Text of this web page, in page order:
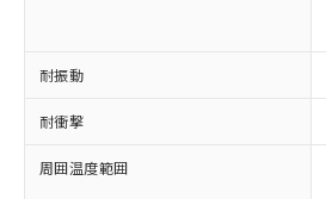
耐振動
耐衝撃
周囲温度範囲
正式な納期状況および
様のお取引先、または
ムロン制御機器販売店
オムロン制御機器販売
販売ネットワー
(PBDE) 1000ppm以下、フタル酸ビ
ル) (DEHP)(別名：DOP) 1000ppm以
ルベンジル（BBP） 1000ppm以下
（DBP） 1000ppm以下、フタル酸
但し、RoHS指令で産業用監視および
フタル酸エステル類の４物質につい
図的な使用がないことを確認してい
Cr(Ⅵ)(六価クロム) : 1000ppm、
ニル類) : 1000ppm、 PBDEs(ポリ臭
イソブチル) : 1000ppm、 BBP(フタ
DEHP(フタル酸ビス(2-エチルヘキ
※2 環境保護使用期限
当社は規制貨物を破棄
いよう必要な手段を講
当社は貴社製品を、核
ル、化学兵器、生物兵
武器並びにこれらの製
一定数以上の在庫
一定数には満たな
在庫なし(最新の
いては、お客様の
たはお客様担当の